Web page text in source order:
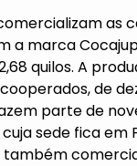
as
a marca
quilos. A
de
parte de
cuja sede fica em
também